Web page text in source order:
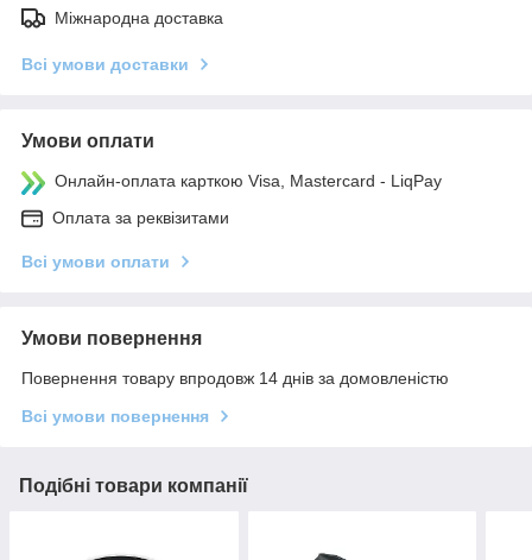
Міжнародна доставка
Всі умови доставки
Умови оплати
Онлайн-оплата карткою Visa, Mastercard - LiqPay
Оплата за реквізитами
Всі умови оплати
Умови повернення
Повернення товару впродовж 14 днів за домовленістю
Всі умови повернення
Подібні товари компанії